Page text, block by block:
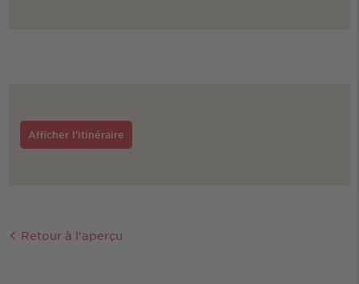
Afficher l'itinéraire
Retour à l'aperçu